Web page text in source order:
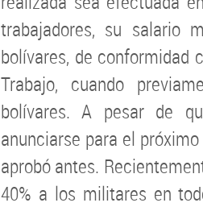
trabajadores, su salario
bolívares, de conformidad
Trabajo, cuando
bolívares. A pesar de
anunciarse para el
aprobó antes.
40% a los militares en